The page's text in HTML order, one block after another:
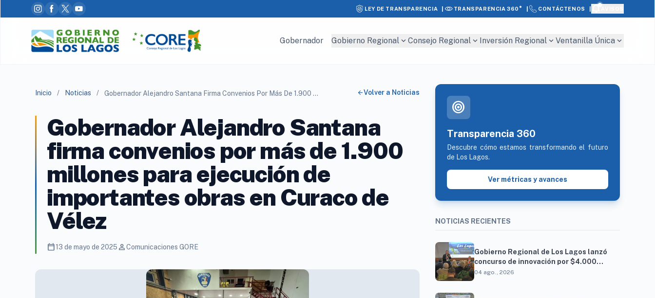
LEY DE TRANSPARENCIA | TRANSPARENCIA 360° CONTÁCTENOS
Gobernador Gobierno Regional expand_more Consejo Regional expand_more Inversión Regional expand_more Ventanilla Única expand_more
Inicio / Noticias / Gobernador Alejandro Santana Firma Convenios Por Más De 1.900 Millones Para Ejecución De Importantes Obras En Curaco De Vélez arrow_backVolver a Noticias
Gobernador Alejandro Santana
firma convenios por más de 1.900
millones para ejecución de
importantes obras en Curaco de
Vélez
calendar_today13 de mayo de 2025 personComunicaciones GORE
target
Transparencia 360
Descubre cómo estamos transformando el futuro
de Los Lagos.
Ver métricas y avances
NOTICIAS RECIENTES
Gobierno Regional de Los Lagos lanzó
concurso de innovación por $4.000
millones para resolver brechas
04 ago., 2026